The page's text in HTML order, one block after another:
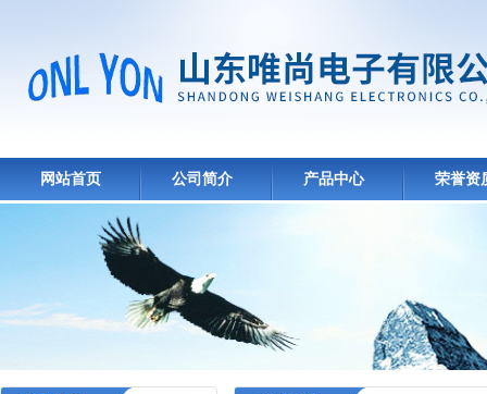
网站首页 公司简介 产品中心 荣誉资